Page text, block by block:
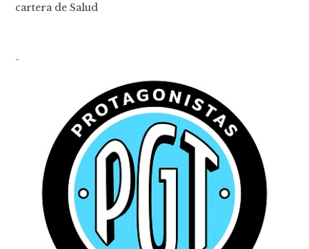
cartera de Salud
-